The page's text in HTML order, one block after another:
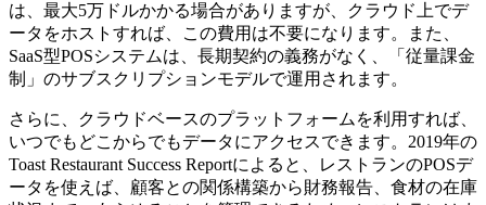
は、最大5万ドルかかる場合がありますが、クラウド上でデ
ータをホストすれば、この費用は不要になります。また、
SaaS型POSシステムは、長期契約の義務がなく、「従量課金
制」のサブスクリプションモデルで運用されます。
さらに、クラウドベースのプラットフォームを利用すれば、
いつでもどこからでもデータにアクセスできます。2019年の
Toast Restaurant Success Reportによると、レストランのPOSデ
ータを使えば、顧客との関係構築から財務報告、食材の在庫